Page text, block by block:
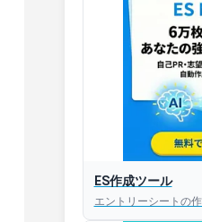
ES作成ツール
エントリーシートの